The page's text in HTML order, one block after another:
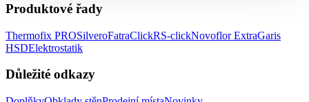
Produktové řady
Thermofix PROSilveroFatraClickRS-clickNovoflor ExtraGaris
HSDElektrostatik
Důležité odkazy